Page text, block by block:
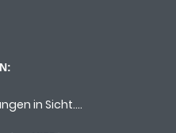
in Sicht....